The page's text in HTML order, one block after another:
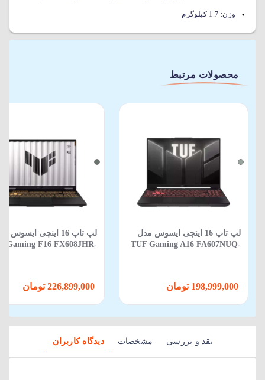
وزن: 1.7 کیلوگرم
محصولات مرتبط
لپ تاپ 16 اینچی ایسوس مدل
TUF Gaming A16 FA607NUQ-
لپ تاپ 16 اینچی ایسوس
Gaming F16 FX608JHR-
نقد و بررسی مشخصات دیدگاه کاربران